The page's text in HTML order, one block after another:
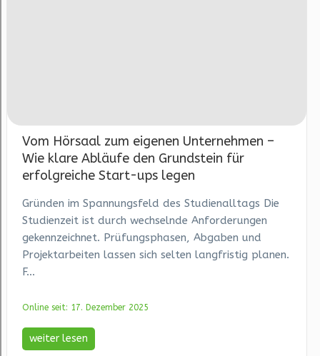
Vom Hörsaal zum eigenen Unternehmen –
Wie klare Abläufe den Grundstein für
erfolgreiche Start-ups legen
Gründen im Spannungsfeld des Studienalltags Die
Studienzeit ist durch wechselnde Anforderungen
gekennzeichnet. Prüfungsphasen, Abgaben und
Projektarbeiten lassen sich selten langfristig planen.
F...
Online seit: 17. Dezember 2025
weiter lesen